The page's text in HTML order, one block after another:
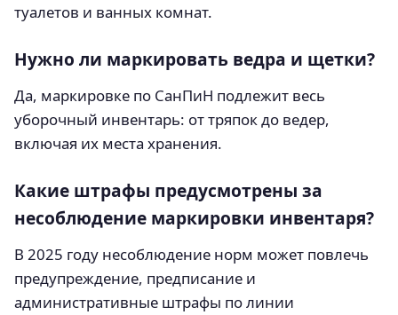
туалетов и ванных комнат.
Нужно ли маркировать ведра и щетки?
Да, маркировке по СанПиН подлежит весь
уборочный инвентарь: от тряпок до ведер,
включая их места хранения.
Какие штрафы предусмотрены за
несоблюдение маркировки инвентаря?
В 2025 году несоблюдение норм может повлечь
предупреждение, предписание и
административные штрафы по линии